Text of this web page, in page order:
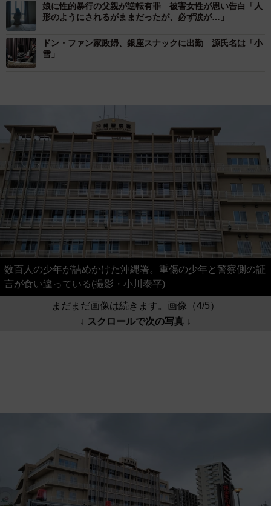
娘に性的暴行の父親が逆転有罪 被害女性が思い告白「人
形のようにされるがままだったが、必ず涙が…」
ドン・ファン家政婦、銀座スナックに出勤 源氏名は「小
雪」
数百人の少年が詰めかけた沖縄署。重傷の少年と警察側の証
言が食い違っている(撮影・小川泰平)
まだまだ画像は続きます。画像（4/5）
↓ スクロールで次の写真 ↓